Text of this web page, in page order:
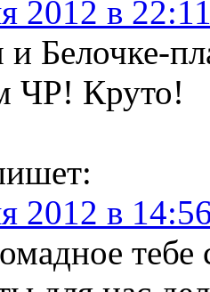
2012 в
Белочке-
ЧР! Круто!
2012 в
тебе